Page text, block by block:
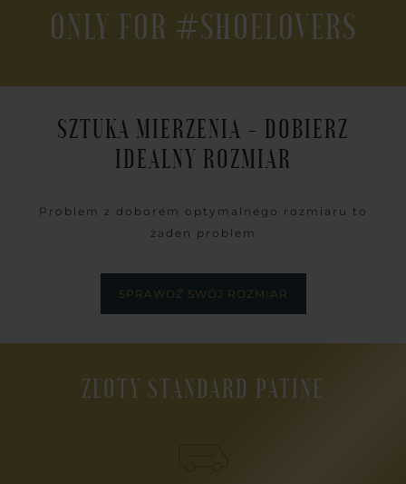
ONLY FOR #SHOELOVERS
SZTUKA MIERZENIA - DOBIERZ
IDEALNY ROZMIAR
Problem z doborem optymalnego rozmiaru to
żaden problem
SPRAWDŹ SWÓJ ROZMIAR
ZŁOTY STANDARD PATINE